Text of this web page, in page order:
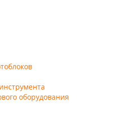
оборудования